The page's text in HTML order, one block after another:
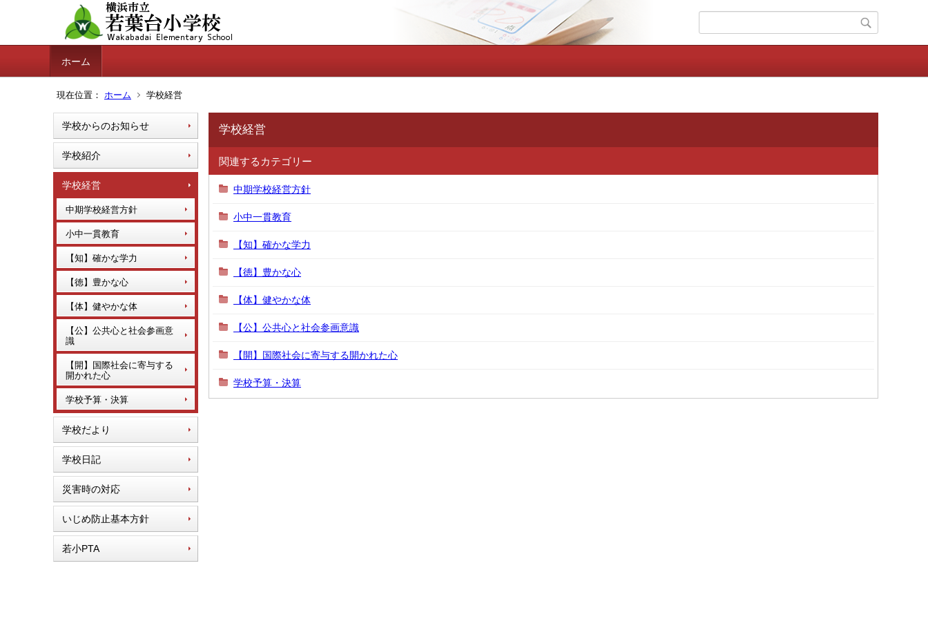
ホーム
現在位置： ホーム 学校経営
学校からのお知らせ
学校紹介
学校経営
中期学校経営方針
小中一貫教育
【知】確かな学力
【徳】豊かな心
【体】健やかな体
【公】公共心と社会参画意
識
【開】国際社会に寄与する
開かれた心
学校予算・決算
学校だより
学校日記
災害時の対応
いじめ防止基本方針
若小PTA
学校経営
関連するカテゴリー
中期学校経営方針
小中一貫教育
【知】確かな学力
【徳】豊かな心
【体】健やかな体
【公】公共心と社会参画意識
【開】国際社会に寄与する開かれた心
学校予算・決算